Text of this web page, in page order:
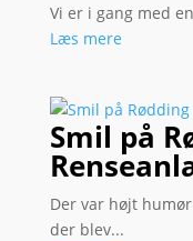
Vi er i gang med
Læs mere
Smil på
Der var højt
der blev...